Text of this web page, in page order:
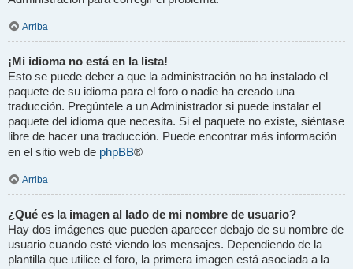
Arriba
¡Mi idioma no está en la lista!
Esto se puede deber a que la administración no ha instalado el
paquete de su idioma para el foro o nadie ha creado una
traducción. Pregúntele a un Administrador si puede instalar el
paquete del idioma que necesita. Si el paquete no existe, siéntase
libre de hacer una traducción. Puede encontrar más información
en el sitio web de phpBB®
Arriba
¿Qué es la imagen al lado de mi nombre de usuario?
Hay dos imágenes que pueden aparecer debajo de su nombre de
usuario cuando esté viendo los mensajes. Dependiendo de la
plantilla que utilice el foro, la primera imagen está asociada a la